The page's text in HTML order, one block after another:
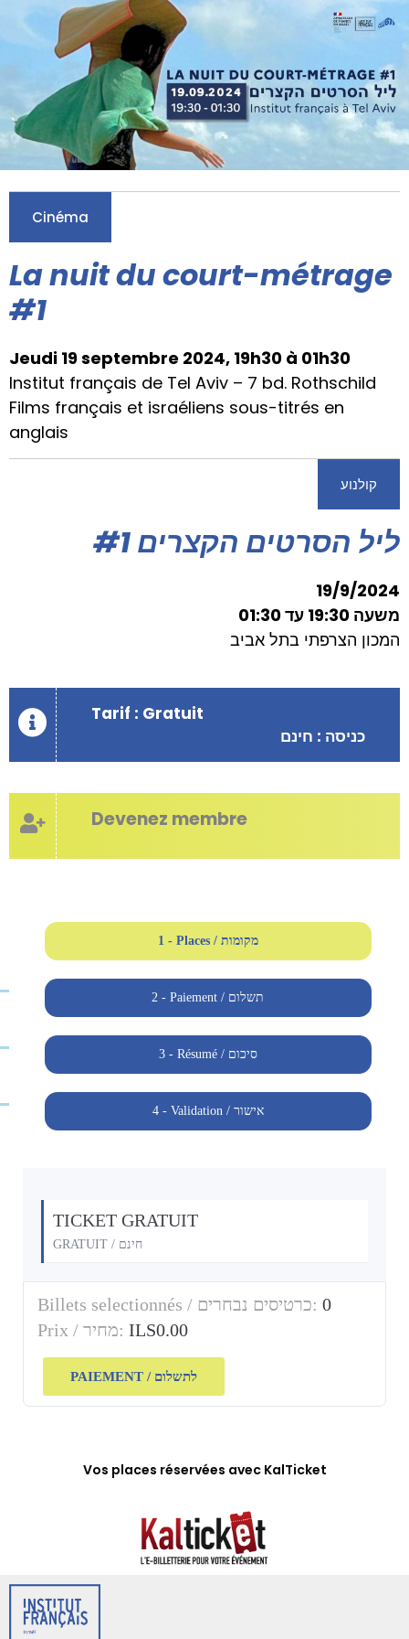
Cinéma
La nuit du court-métrage
#1
Jeudi 19 septembre 2024, 19h30 à 01h30
Institut français de Tel Aviv – 7 bd. Rothschild
Films français et israéliens sous-titrés en
anglais
קולנוע
ליל הסרטים הקצרים #1
19/9/2024
משעה 19:30 עד 01:30
המכון הצרפתי בתל אביב
Tarif : Gratuit
כניסה : חינם
Devenez membre
1 - Places / מקומות
2 - Paiement / תשלום
3 - Résumé / סיכום
4 - Validation / אישור
TICKET GRATUIT
GRATUIT / חינם
Billets selectionnés / כרטיסים נבחרים: 0
Prix / מחיר: ILS0.00
PAIEMENT / לתשלום
Vos places réservées avec KalTicket